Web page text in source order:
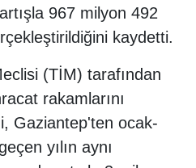
967 milyon 492
kaydetti.
(TİM) tarafından
rakamlarını
Gaziantep'ten ocak-
yılın aynı